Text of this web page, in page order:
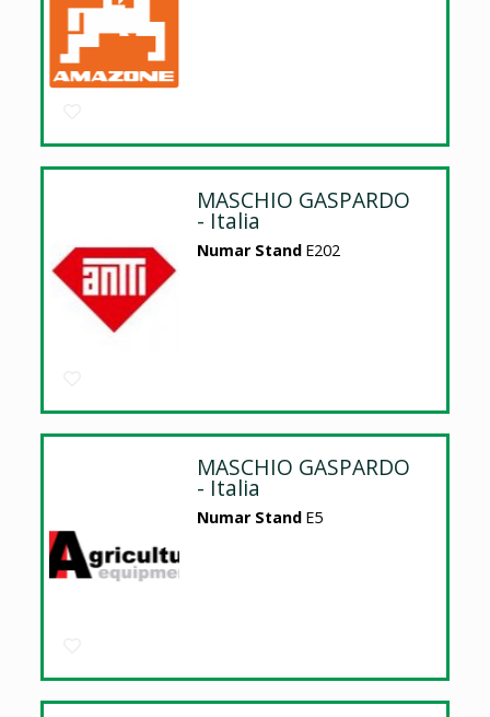
MASCHIO GASPARDO
- Italia
Numar Stand E202
MASCHIO GASPARDO
- Italia
Numar Stand E5